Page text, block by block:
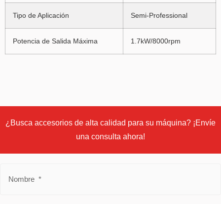
Tipo de Aplicación Semi-Professional
Potencia de Salida Máxima 1.7kW/8000rpm
¿Busca accesorios de alta calidad para su máquina? ¡Envíe
una consulta ahora!